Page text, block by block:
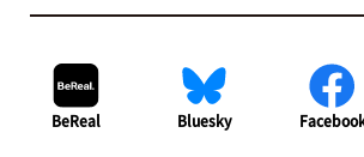
BeReal Bluesky